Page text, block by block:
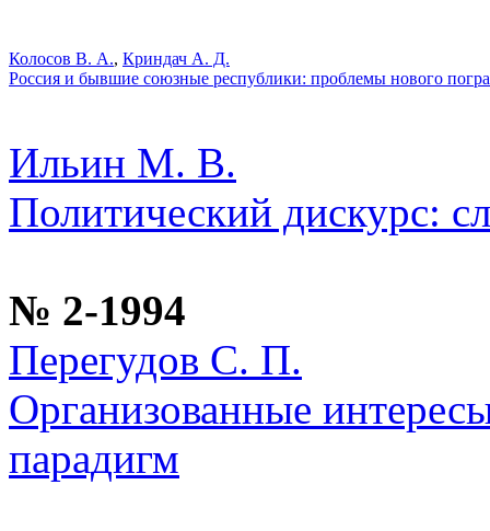
Колосов В. А., Криндач А. Д.
Россия и бывшие союзные республики: проблемы нового
Ильин М. В.
Политический дискурс:
№ 2-1994
Перегудов С. П.
Организованные
парадигм